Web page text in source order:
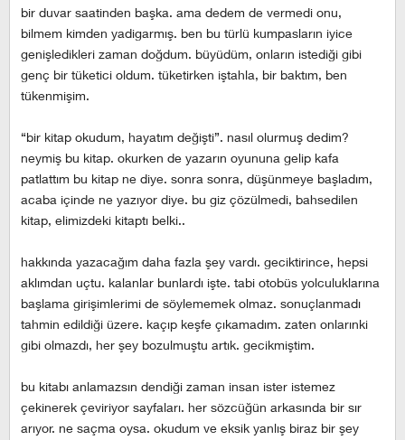
bir duvar saatinden başka. ama dedem de vermedi onu,
bilmem kimden yadigarmış. ben bu türlü kumpasların iyice
genişledikleri zaman doğdum. büyüdüm, onların istediği gibi
genç bir tüketici oldum. tüketirken iştahla, bir baktım, ben
tükenmişim.
“bir kitap okudum, hayatım değişti”. nasıl olurmuş dedim?
neymiş bu kitap. okurken de yazarın oyununa gelip kafa
patlattım bu kitap ne diye. sonra sonra, düşünmeye başladım,
acaba içinde ne yazıyor diye. bu giz çözülmedi, bahsedilen
kitap, elimizdeki kitaptı belki..
hakkında yazacağım daha fazla şey vardı. geciktirince, hepsi
aklımdan uçtu. kalanlar bunlardı işte. tabi otobüs yolculuklarına
başlama girişimlerimi de söylememek olmaz. sonuçlanmadı
tahmin edildiği üzere. kaçıp keşfe çıkamadım. zaten onlarınki
gibi olmazdı, her şey bozulmuştu artık. gecikmiştim.
bu kitabı anlamazsın dendiği zaman insan ister istemez
çekinerek çeviriyor sayfaları. her sözcüğün arkasında bir sır
arıyor. ne saçma oysa. okudum ve eksik yanlış biraz bir şey